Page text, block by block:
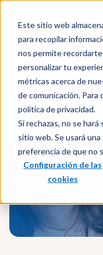
Este sitio web
para recopilar
nos permite
personalizar tu
métricas acerca de
de comunicación. Para
política de privacidad.
Si rechazas, no se
sitio web. Se usará
preferencia de que no
Configuración de las
cookies
Quiénes somos
Trabaja